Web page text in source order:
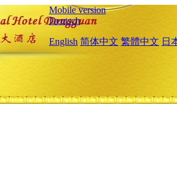
Mobile version
Deutsch
English 简体中文 繁體中文 日